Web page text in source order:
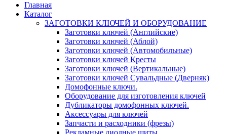
Главная
Каталог
ЗАГОТОВКИ КЛЮЧЕЙ И ОБОРУДОВАНИЕ
Заготовки ключей (Английские)
Заготовки ключей (Аблой)
Заготовки ключей (Автомобильные)
Заготовки ключей Кресты
Заготовки ключей (Вертикальные)
Заготовки ключей Сувальдные (Дверняк)
Домофонные ключи.
Оборудование для изготовления ключей
Дубликаторы домофонных ключей.
Аксессуары для ключей
Запчасти и расходники (фрезы)